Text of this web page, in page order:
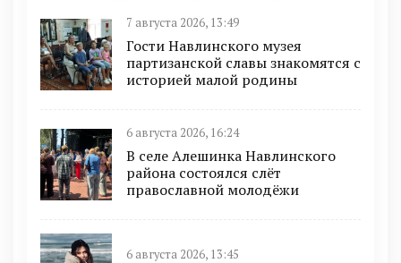
7 августа 2026, 13:49
Гости Навлинского музея
партизанской славы знакомятся с
историей малой родины
6 августа 2026, 16:24
В селе Алешинка Навлинского
района состоялся слёт
православной молодёжи
6 августа 2026, 13:45